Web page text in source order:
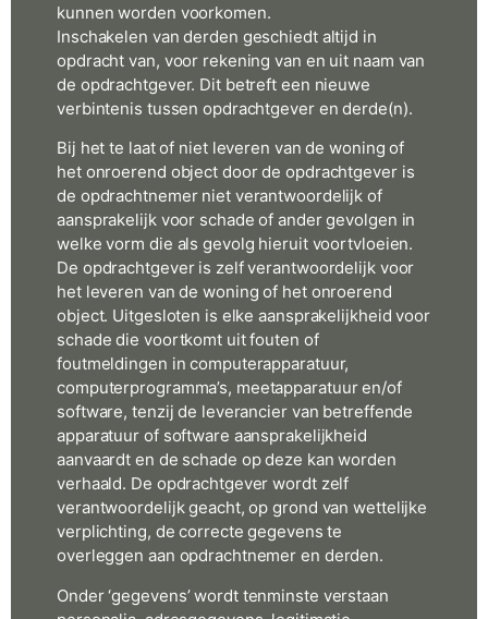
kunnen worden voorkomen.
Inschakelen van derden geschiedt altijd in
opdracht van, voor rekening van en uit naam van
de opdrachtgever. Dit betreft een nieuwe
verbintenis tussen opdrachtgever en derde(n).
Bij het te laat of niet leveren van de woning of
het onroerend object door de opdrachtgever is
de opdrachtnemer niet verantwoordelijk of
aansprakelijk voor schade of ander gevolgen in
welke vorm die als gevolg hieruit voortvloeien.
De opdrachtgever is zelf verantwoordelijk voor
het leveren van de woning of het onroerend
object. Uitgesloten is elke aansprakelijkheid voor
schade die voortkomt uit fouten of
foutmeldingen in computerapparatuur,
computerprogramma’s, meetapparatuur en/of
software, tenzij de leverancier van betreffende
apparatuur of software aansprakelijkheid
aanvaardt en de schade op deze kan worden
verhaald. De opdrachtgever wordt zelf
verantwoordelijk geacht, op grond van wettelijke
verplichting, de correcte gegevens te
overleggen aan opdrachtnemer en derden.
Onder ‘gegevens’ wordt tenminste verstaan